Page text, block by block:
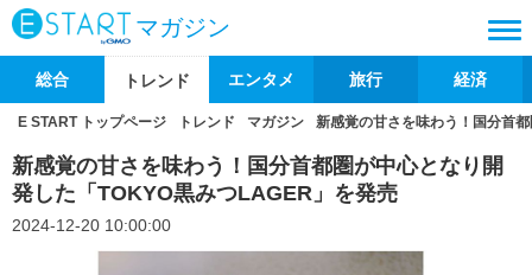
マガジン
総合 トレンド エンタメ 旅行 経済
E START トップページ トレンド マガジン 新感覚の甘さを味わう！国分首
新感覚の甘さを味わう！国分首都圏が中心となり開
発した「TOKYO黒みつLAGER」を発売
2024-12-20 10:00:00